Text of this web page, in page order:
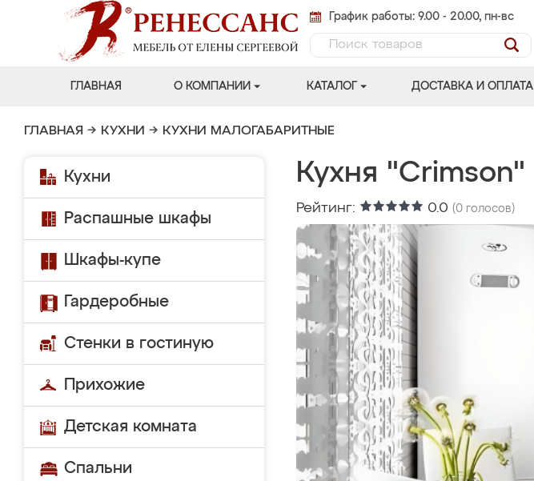
График работы: 9.00 - 20.00, пн-вс
ГЛАВНАЯ О КОМПАНИИ КАТАЛОГ ДОСТАВКА И ОПЛАТА
ГЛАВНАЯ → КУХНИ → КУХНИ МАЛОГАБАРИТНЫЕ
Кухни
Распашные шкафы
Шкафы-купе
Гардеробные
Стенки в гостиную
Прихожие
Детская комната
Спальни
Кухня "Crimson"
Рейтинг: 0.0 (0 голосов)